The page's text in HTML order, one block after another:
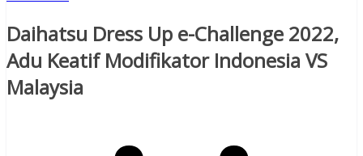
Daihatsu Dress Up e-Challenge 2022,
Adu Keatif Modifikator Indonesia VS
Malaysia